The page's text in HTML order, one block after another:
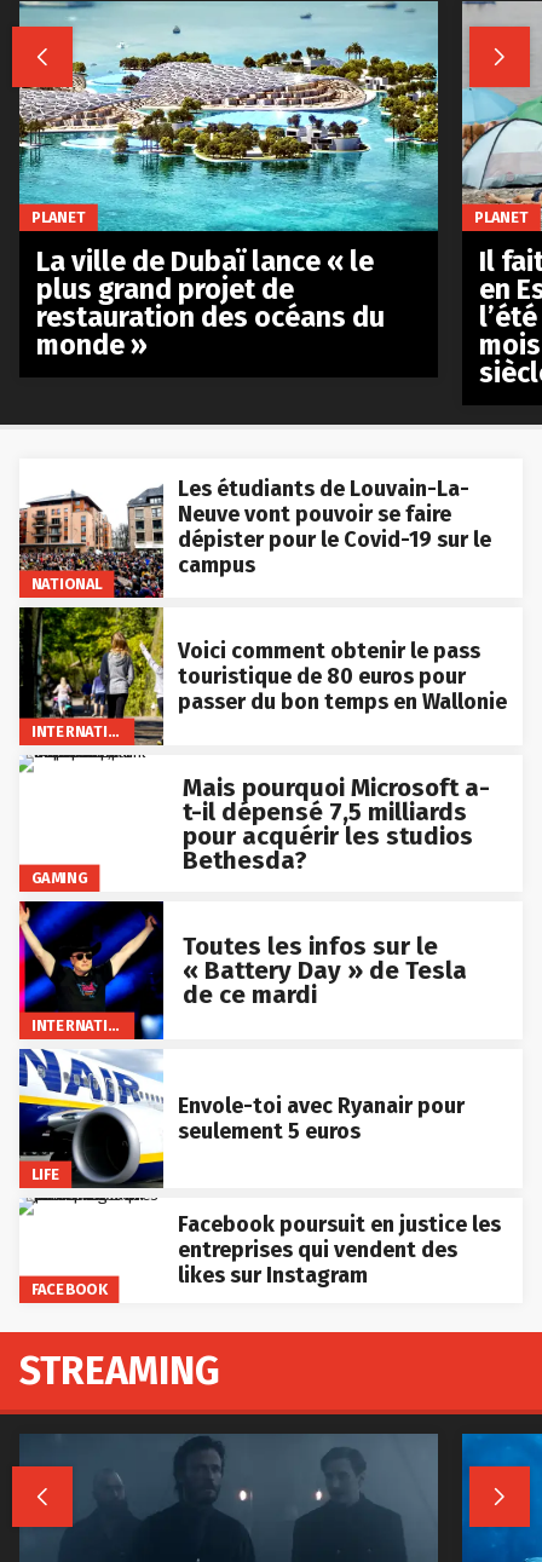
NATIONAL
Les étudiants de Louvain-La-
Neuve vont pouvoir se faire
dépister pour le Covid-19 sur le
campus
INTERNATIONAL
Voici comment obtenir le pass
touristique de 80 euros pour
passer du bon temps en Wallonie
GAMING
Mais pourquoi Microsoft a-
t-il dépensé 7,5 milliards
pour acquérir les studios
Bethesda?
INTERNATIONAL
Toutes les infos sur le
« Battery Day » de Tesla
de ce mardi
LIFE
Envole-toi avec Ryanair pour
seulement 5 euros
FACEBOOK
Facebook poursuit en justice les
entreprises qui vendent des
likes sur Instagram
 
PLANET
La ville de Dubaï lance « le
plus grand projet de
restauration des océans du
monde »
PLANET
Il
en
STREAMING
 